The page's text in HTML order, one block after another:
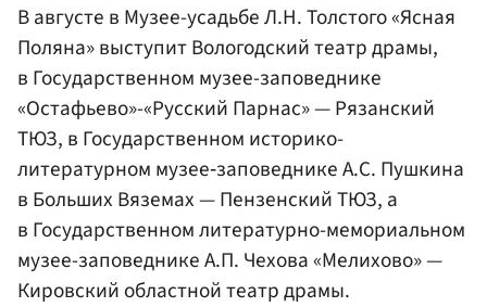
В августе в Музее-усадьбе Л.Н. Толстого «Ясная
Поляна» выступит Вологодский театр драмы,
в Государственном музее-заповеднике
«Остафьево»-«Русский Парнас» — Рязанский
ТЮЗ, в Государственном историко-
литературном музее‑заповеднике А.С. Пушкина
в Больших Вяземах — Пензенский ТЮЗ, а
в Государственном литературно-мемориальном
музее-заповеднике А.П. Чехова «Мелихово» —
Кировский областной театр драмы.